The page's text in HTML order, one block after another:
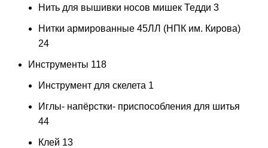
Нить для вышивки носов мишек Тедди 3
Нитки армированные 45ЛЛ (НПК им. Кирова)
24
Инструменты 118
Инструмент для скелета 1
Иглы- напёрстки- приспособления для шитья
44
Клей 13